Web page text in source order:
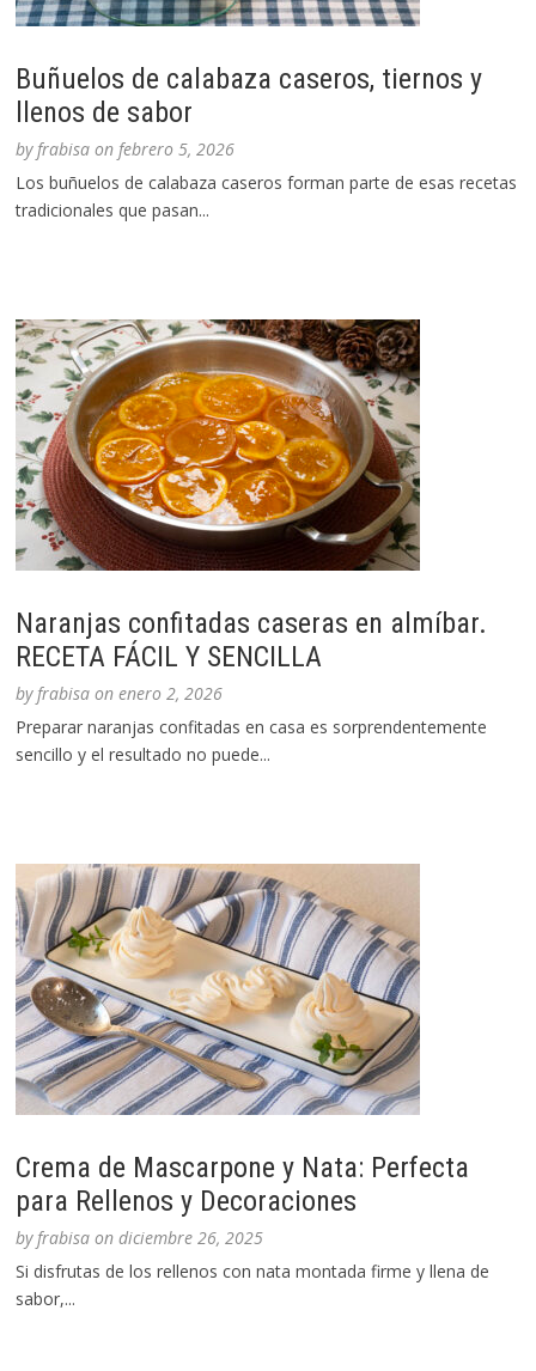
Buñuelos de calabaza caseros, tiernos y
llenos de sabor
byfrabisa onfebrero 5, 2026
Los buñuelos de calabaza caseros forman parte de esas recetas
tradicionales que pasan...
Naranjas confitadas caseras en almíbar.
RECETA FÁCIL Y SENCILLA
byfrabisa onenero 2, 2026
Preparar naranjas confitadas en casa es sorprendentemente
sencillo y el resultado no puede...
Crema de Mascarpone y Nata: Perfecta
para Rellenos y Decoraciones
byfrabisa ondiciembre 26, 2025
Si disfrutas de los rellenos con nata montada firme y llena de
sabor,...